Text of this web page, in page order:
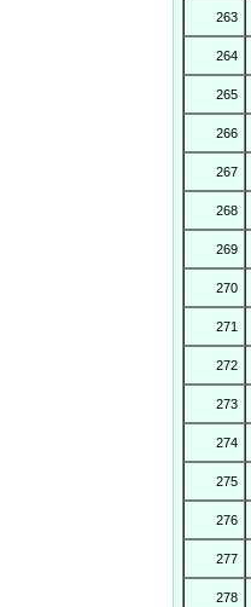
263
264
265
266
267
268
269
270
271
272
273
274
275
276
277
278